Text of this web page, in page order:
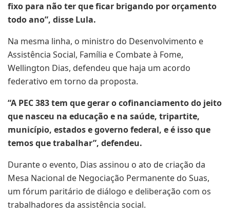
fixo para não ter que ficar brigando por orçamento
todo ano”, disse Lula.
Na mesma linha, o ministro do Desenvolvimento e
Assistência Social, Família e Combate à Fome,
Wellington Dias, defendeu que haja um acordo
federativo em torno da proposta.
“A PEC 383 tem que gerar o cofinanciamento do jeito
que nasceu na educação e na saúde, tripartite,
município, estados e governo federal, e é isso que
temos que trabalhar”, defendeu.
Durante o evento, Dias assinou o ato de criação da
Mesa Nacional de Negociação Permanente do Suas,
um fórum paritário de diálogo e deliberação com os
trabalhadores da assistência social.